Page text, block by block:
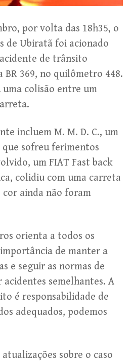
por volta das 18h35, o
de Ubiratã foi acionado
de trânsito
369, no quilômetro 448.
colisão entre um
incluem M. M. D. C., um
que sofreu ferimentos
um FIAT Fast back
colidiu com uma carreta
ainda não foram
orienta a todos os
de manter a
e seguir as normas de
semelhantes. A
é responsabilidade de
adequados, podemos
sobre o caso